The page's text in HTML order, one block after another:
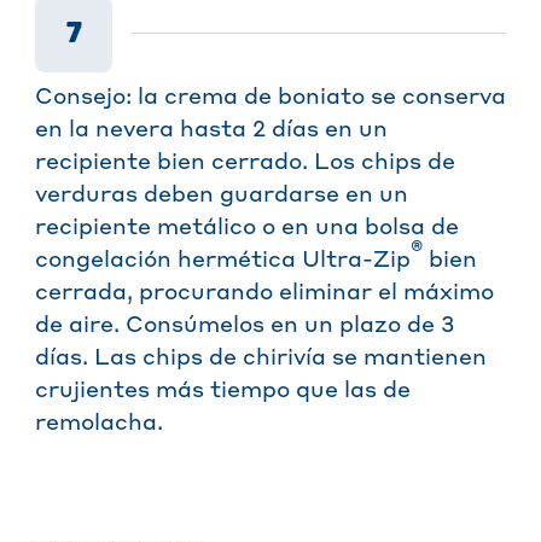
7
Consejo: la crema de boniato se conserva
en la nevera hasta 2 días en un
recipiente bien cerrado. Los chips de
verduras deben guardarse en un
recipiente metálico o en una bolsa de
congelación hermética Ultra-Zip® bien
cerrada, procurando eliminar el máximo
de aire. Consúmelos en un plazo de 3
días. Las chips de chirivía se mantienen
crujientes más tiempo que las de
remolacha.